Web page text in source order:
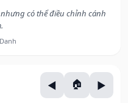
có thể điều chỉnh cánh